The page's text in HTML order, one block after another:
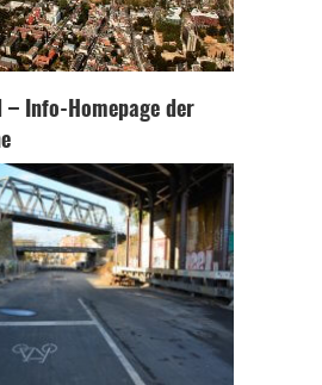
– Info-Homepage der